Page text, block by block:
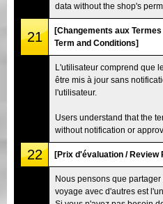
data without the shop's
21
[Changements aux
Term and Conditions]
L'utilisateur comprend que
être mis à jour sans
l'utilisateur.
Users understand that the
without notification or
22 [Prix d'évaluation / Review
Nous pensons que
voyage avec d'autres est